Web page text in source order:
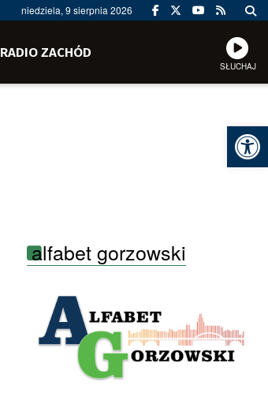
niedziela, 9 sierpnia 2026
RADIO ZACHÓD
SŁUCHAJ
alfabet gorzowski